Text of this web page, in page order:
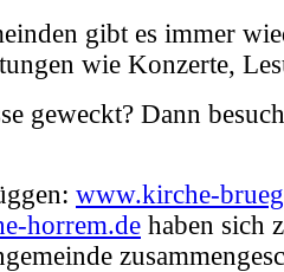
gibt es immer
wie Konzerte,
geweckt? Dann
www.kirche-
horrem.de haben sich